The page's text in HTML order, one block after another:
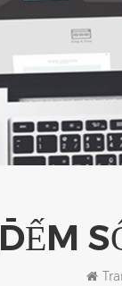
ĐẾM